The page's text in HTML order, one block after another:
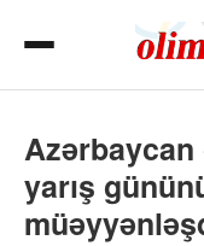
Azərbaycan
yarış